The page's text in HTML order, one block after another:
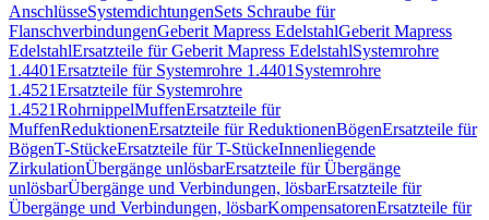
AnschlüsseSystemdichtungenSets Schraube für
FlanschverbindungenGeberit Mapress EdelstahlGeberit Mapress
EdelstahlErsatzteile für Geberit Mapress EdelstahlSystemrohre
1.4401Ersatzteile für Systemrohre 1.4401 Systemrohre
1.4521Ersatzteile für Systemrohre
1.4521RohrnippelMuffenErsatzteile für
MuffenReduktionenErsatzteile für ReduktionenBögenErsatzteile für
BögenT-StückeErsatzteile für T-StückeInnenliegende
ZirkulationÜbergänge unlösbarErsatzteile für Übergänge
unlösbarÜbergänge und Verbindungen, lösbarErsatzteile für
Übergänge und Verbindungen, lösbarKompensatorenErsatzteile für